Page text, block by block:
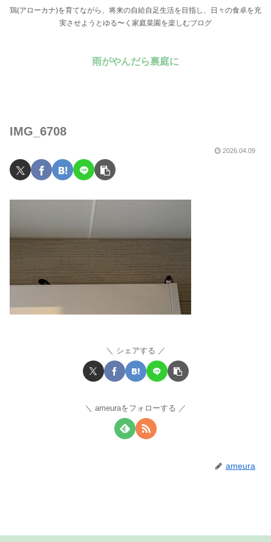
鶏(アローカナ)を育てながら、将来の自給自足生活を目指し、日々の食卓を充
実させようとゆる〜く家庭菜園を楽しむブログ
雨がやんだら裏庭に
IMG_6708
2026.04.09
シェアする
ameuraをフォローする
ameura